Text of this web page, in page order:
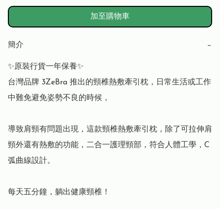
加至購物車
簡介 −
✨原裝行貨一年保養✨
台灣品牌 3ZeBra 推出的頸椎熱敷牽引枕，日常生活或工作
中難免避免姿勢不良的時候，
導致肩頸有問題出現，這款頸椎熱敷牽引枕，除了可拉伸肩
頸外還有熱敷的功能，二合一護理頸部，符合人體工學，C
弧曲線設計。
每天五分鐘，躺出健康頸椎！